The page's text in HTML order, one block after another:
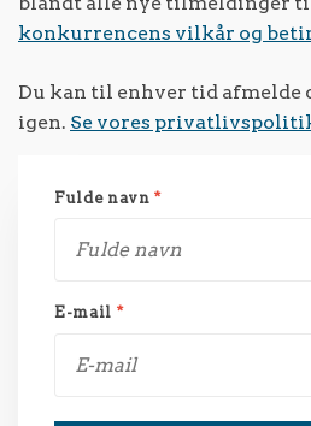
konkurrencens vilkår og
Du kan til enhver tid afmelde
igen. Se vores
Fulde navn*
E-mail *